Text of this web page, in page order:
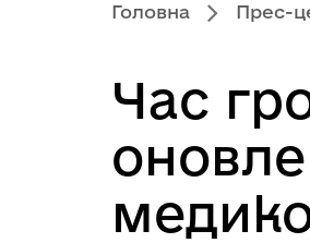
Головна Прес-
Час